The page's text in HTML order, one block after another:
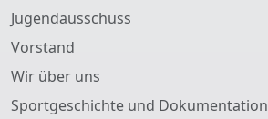
Jugendausschuss
Vorstand
Wir über uns
Sportgeschichte und Dokumentation